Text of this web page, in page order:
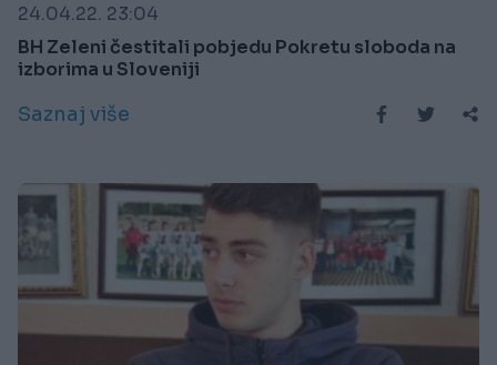
24.04.22. 23:04
BH Zeleni čestitali pobjedu Pokretu sloboda na
izborima u Sloveniji
Saznaj više